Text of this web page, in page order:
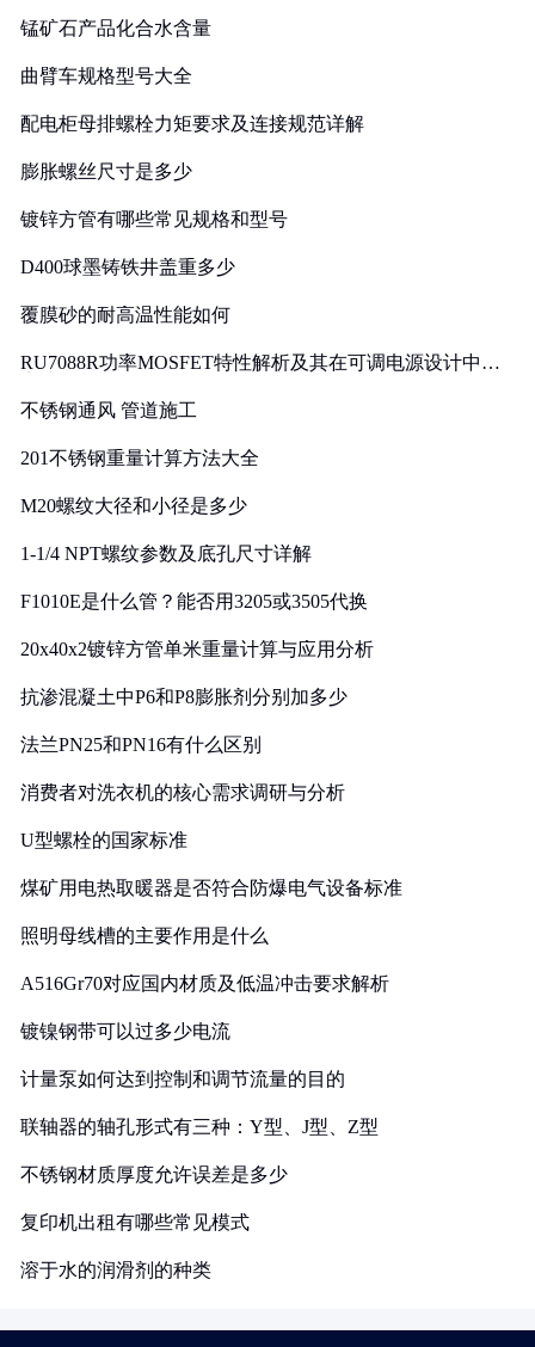
锰矿石产品化合水含量
曲臂车规格型号大全
配电柜母排螺栓力矩要求及连接规范详解
膨胀螺丝尺寸是多少
镀锌方管有哪些常见规格和型号
D400球墨铸铁井盖重多少
覆膜砂的耐高温性能如何
RU7088R功率MOSFET特性解析及其在可调电源设计中的
不锈钢通风 管道施工
201不锈钢重量计算方法大全
M20螺纹大径和小径是多少
1-1/4 NPT螺纹参数及底孔尺寸详解
F1010E是什么管？能否用3205或3505代换
20x40x2镀锌方管单米重量计算与应用分析
抗渗混凝土中P6和P8膨胀剂分别加多少
法兰PN25和PN16有什么区别
消费者对洗衣机的核心需求调研与分析
U型螺栓的国家标准
煤矿用电热取暖器是否符合防爆电气设备标准
照明母线槽的主要作用是什么
A516Gr70对应国内材质及低温冲击要求解析
镀镍钢带可以过多少电流
计量泵如何达到控制和调节流量的目的
联轴器的轴孔形式有三种：Y型、J型、Z型
不锈钢材质厚度允许误差是多少
复印机出租有哪些常见模式
溶于水的润滑剂的种类